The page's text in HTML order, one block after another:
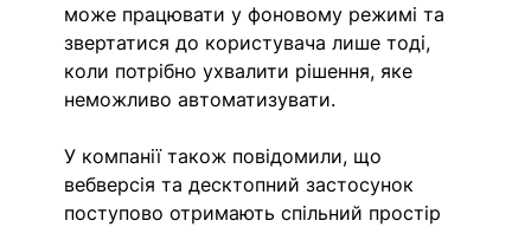
може працювати у фоновому режимі та
звертатися до користувача лише тоді,
коли потрібно ухвалити рішення, яке
неможливо автоматизувати.
У компанії також повідомили, що
вебверсія та десктопний застосунок
поступово отримають спільний простір